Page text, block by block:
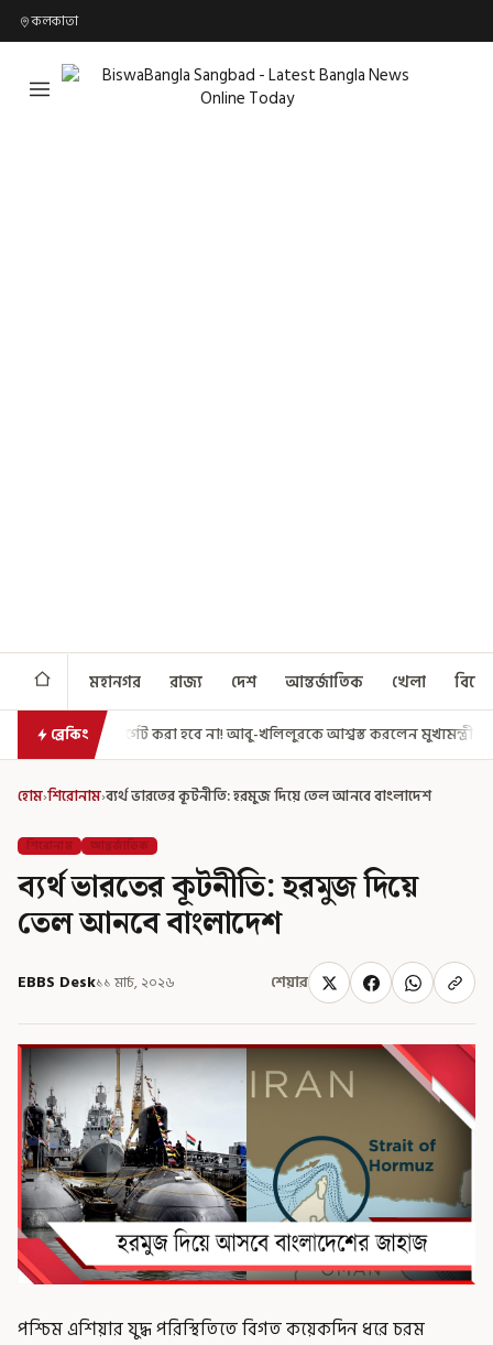
কলকাতা
মহানগর রাজ্য দেশ আন্তর্জাতিক খেলা
ব্রেকিং
হবে না! আবু-খলিলুরকে আশ্বস্ত করলেন মুখ্যমন্ত্রী এগিয়ে গেল আরও
হোম›শিরোনাম›ব্যর্থ ভারতের কূটনীতি: হরমুজ দিয়ে তেল আনবে বাংলাদেশ
শিরোনাম আন্তর্জাতিক
ব্যর্থ ভারতের কূটনীতি: হরমুজ দিয়ে
তেল আনবে বাংলাদেশ
EBBS Desk১১ মার্চ, ২০২৬ শেয়ার
পশ্চিম এশিয়ার যুদ্ধ পরিস্থিতিতে বিগত কয়েকদিন ধরে চরম